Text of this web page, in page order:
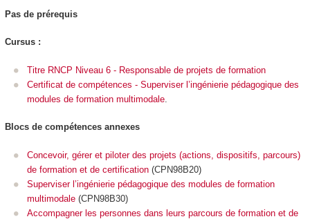
Pas de prérequis
Cursus :
Titre RNCP Niveau 6 - Responsable de projets de formation
Certificat de compétences - Superviser l’ingénierie pédagogique des
modules de formation multimodale
Blocs de compétencesannexes
Concevoir, gérer et piloter des projets (actions, dispositifs, parcours)
de formation et de certification (CPN98B20)
Superviser l’ingénierie pédagogique des modules de formation
multimodale (CPN98B30)
Accompagner les personnes dans leurs parcours de formation et de